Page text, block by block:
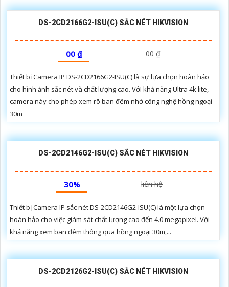
DS-2CD2166G2-ISU(C) SẮC NÉT HIKVISION
00 ₫ 00 ₫
Thiết bị Camera IP DS-2CD2166G2-ISU(C) là sự lựa chọn hoàn hảo
cho hình ảnh sắc nét và chất lượng cao. Với khả năng Ultra 4k lite,
camera này cho phép xem rõ ban đêm nhờ công nghệ hồng ngoại
30m
DS-2CD2146G2-ISU(C) SẮC NÉT HIKVISION
30% liên hệ
Thiết bị Camera IP sắc nét DS-2CD2146G2-ISU(C) là một lựa chọn
hoàn hảo cho việc giám sát chất lượng cao đến 4.0 megapixel. Với
khả năng xem ban đêm thông qua hồng ngoại 30m,...
DS-2CD2126G2-ISU(C) SẮC NÉT HIKVISION